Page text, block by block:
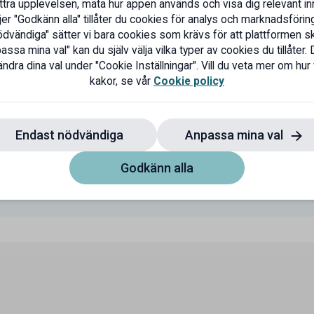
nya favoritställen eller spara lite extra när du handlar -
finns rabatter inom allt från mat, shopping, träning,
vill sätta guldkant på vardagen och samtidigt hålla
resa, shoppa, äta gott eller hitta smarta
att upptäcka. Med Seniordays får du som är 55+
populära varumärken och lokala företag – helt
och på
Seniordays.com
hittar du alla seniorrabatter
få ut mer av livet nära Västerås.
upplevelsen, mäta hur appen används och visa dig relevant
"Godkänn alla" tillåter du cookies för analys och
sätter vi bara cookies som krävs för att plattformen
mina val" kan du själv välja vilka typer av cookies du tillåter.
dina val under "Cookie Inställningar". Vill du veta mer om hur
kakor, se vår Cookie policy
Endast nödvändiga Anpassa mina val
Godkänn alla